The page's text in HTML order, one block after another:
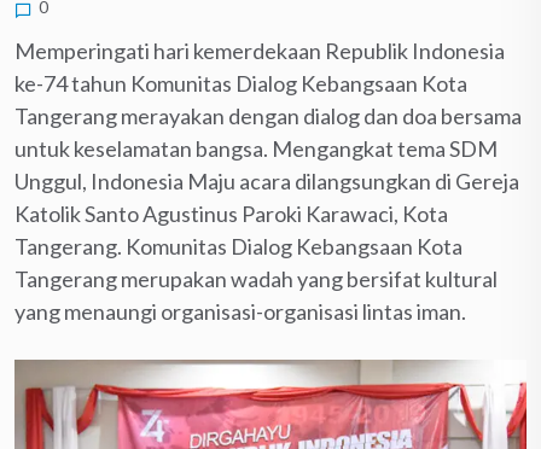
0
Memperingati hari kemerdekaan Republik Indonesia
ke-74 tahun Komunitas Dialog Kebangsaan Kota
Tangerang merayakan dengan dialog dan doa bersama
untuk keselamatan bangsa. Mengangkat tema SDM
Unggul, Indonesia Maju acara dilangsungkan di Gereja
Katolik Santo Agustinus Paroki Karawaci, Kota
Tangerang. Komunitas Dialog Kebangsaan Kota
Tangerang merupakan wadah yang bersifat kultural
yang menaungi organisasi-organisasi lintas iman.